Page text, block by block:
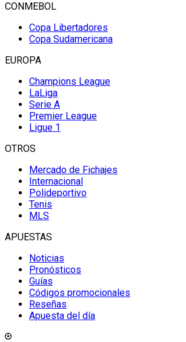
CONMEBOL
Copa Libertadores
Copa Sudamericana
EUROPA
Champions League
LaLiga
Serie A
Premier League
Ligue 1
OTROS
Mercado de Fichajes
Internacional
Polideportivo
Tenis
MLS
APUESTAS
Noticias
Pronósticos
Guías
Códigos promocionales
Reseñas
Apuesta del día